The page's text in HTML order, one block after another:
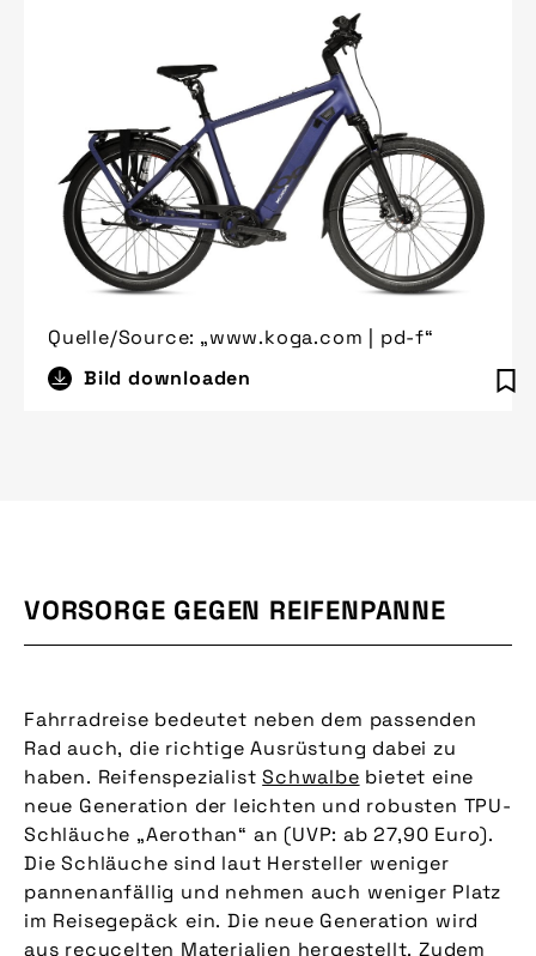
Quelle/Source: „www.koga.com | pd-f“
Bild downloaden
VORSORGE GEGEN REIFENPANNE
Fahrradreise bedeutet neben dem passenden
Rad auch, die richtige Ausrüstung dabei zu
haben. ReifenspezialistSchwalbe bietet eine
neue Generation der leichten und robusten TPU-
Schläuche „Aerothan“ an (UVP: ab 27,90 Euro).
Die Schläuche sind laut Hersteller weniger
pannenanfällig und nehmen auch weniger Platz
im Reisegepäck ein. Die neue Generation wird
aus recycelten Materialien hergestellt. Zudem